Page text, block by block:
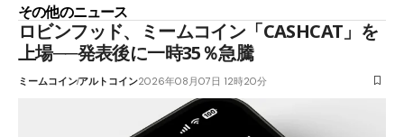
その他のニュース
ロビンフッド、ミームコイン「CASHCAT」を
上場──発表後に一時35％急騰
ミームコインアルトコイン2026年08月07日 12時20分